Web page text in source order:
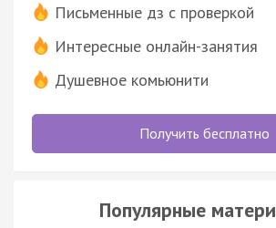
Письменные дз с проверкой
Интересные онлайн-занятия
Душевное комьюнити
Получить бесплатно
Популярные